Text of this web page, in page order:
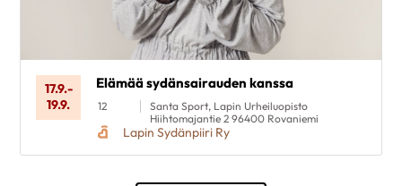
17.9.-
19.9.
Elämää sydänsairauden kanssa
12
Santa Sport, Lapin Urheiluopisto
Hiihtomajantie 2 96400 Rovaniemi
Lapin Sydänpiiri Ry